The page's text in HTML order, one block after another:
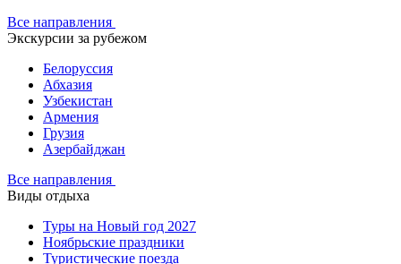
Все направления
Экскурсии за рубежом
Белоруссия
Абхазия
Узбекистан
Армения
Грузия
Азербайджан
Все направления
Виды отдыха
Туры на Новый год 2027
Ноябрьские праздники
Туристические поезда